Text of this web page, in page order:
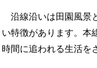
沿線沿いは田園風景
い特徴があります。本
時間に追われる生活を